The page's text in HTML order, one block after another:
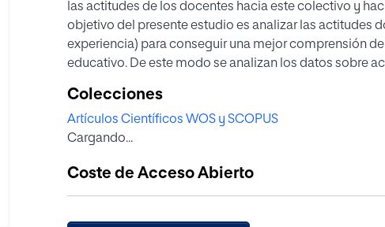
las actitudes de los docentes hacia este colectivo y
objetivo del presente estudio es analizar las actitudes
experiencia) para conseguir una mejor comprensión
educativo. De este modo se analizan los datos sobre
secundaria), tanto en colegios públicos como
utilizado el cuestionario validado para profesores de
educativas especiales derivadas de discapacidad en
definitiva, los resultados arrojan actitudes
hombres presentan rangos promedios superiores a los
Colecciones
Artículos Científicos WOS y SCOPUS
Cargando...
Coste de Acceso Abierto